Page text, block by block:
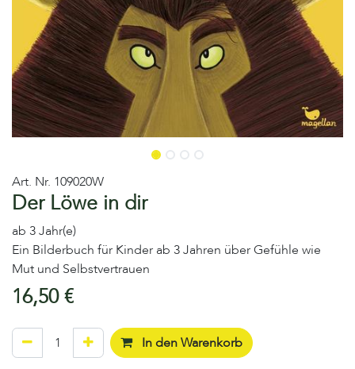
Art. Nr. 109020W
Der Löwe in dir
ab 3 Jahr(e)
Ein Bilderbuch für Kinder ab 3 Jahren über Gefühle wie
Mut und Selbstvertrauen
16,50€
In den Warenkorb